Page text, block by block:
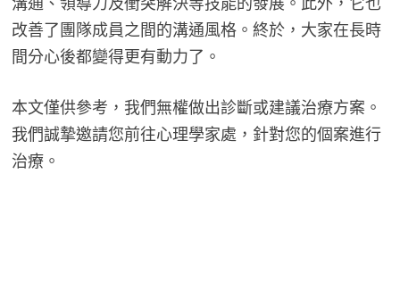
改善了團隊成員之間的溝通風格。終於，大家在長時
間分心後都變得更有動力了。
本文僅供參考，我們無權做出診斷或建議治療方案。
我們誠摯邀請您前往心理學家處，針對您的個案進行
治療。